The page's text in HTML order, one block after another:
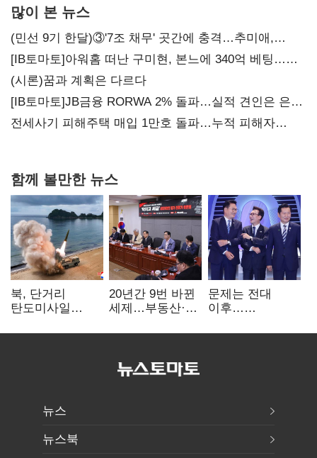
많이 본 뉴스
(민선 9기 한달)③'7조 채무' 곳간에 충격…추미애,
20년만에 '비상재정' 선언 승부수
[IB토마토]아워홈 떠난 구미현, 본느에 340억 베팅…
가족 지배체제 구축
(시론)꿈과 계획은 다르다
[IB토마토]JB금융 RORWA 2% 돌파…실적 견인은 은행
아닌 캐피탈
전세사기 피해주택 매입 1만호 돌파…누적 피해자
함께 볼만한 뉴스
북, 단거리
탄도미사일
"즉각 중단 촉구"
20년간 9번 바뀐
세제…부동산·
건드렸다
문제는 전대
이후…
뒤집힐 땐
뉴스
뉴스북